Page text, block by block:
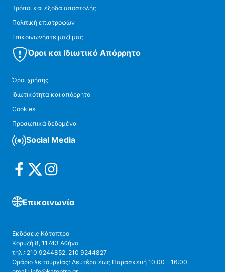
Τρόποι και έξοδα αποστολής
Πολιτική επιστροφών
Επικοινωνήστε μαζί μας
Όροι και Ιδιωτικό Απόρρητο
Όροι χρήσης
Ιδιωτικότητα και απόρρητο
Cookies
Προσωπικά δεδομένα
Social Media
Επικοινωνία
Εκδόσεις Κάτοπτρο
Κορυζή 8, 11743 Αθήνα
τηλ.: 210 9244852, 210 9244827
Ωράριο λειτουργίας: Δευτέρα έως Παρασκευή 10:00 - 16:00